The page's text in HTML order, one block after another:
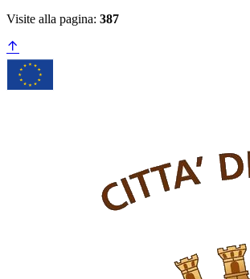
Visite alla pagina: 387